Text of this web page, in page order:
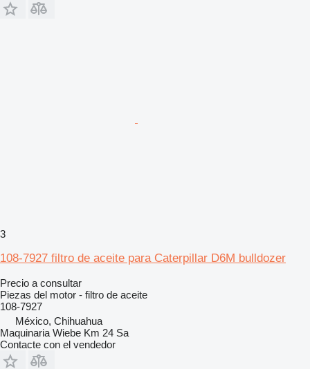
3
108-7927 filtro de aceite para Caterpillar D6M bulldozer
Precio a consultar
Piezas del motor - filtro de aceite
108-7927
México, Chihuahua
Maquinaria Wiebe Km 24 Sa
Contacte con el vendedor